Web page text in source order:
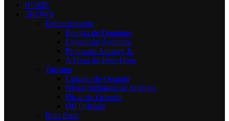
HOME
SHOWS
Entretenimento
Revista de Domingo
Expedição Aventura
Programa Amaury Jr.
A Hora do Beto Hora
Turismo
Cidades de Orlando
Nívea Stelmann na América
Dicas de Orlando
Off Orlando
Bem Estar